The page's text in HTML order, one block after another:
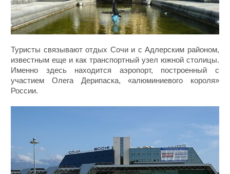
Туристы связывают отдых Сочи и с Адлерским районом,
известным еще и как транспортный узел южной столицы.
Именно здесь находится аэропорт, построенный с
участием Олега Дерипаска, «алюминиевого короля»
России.